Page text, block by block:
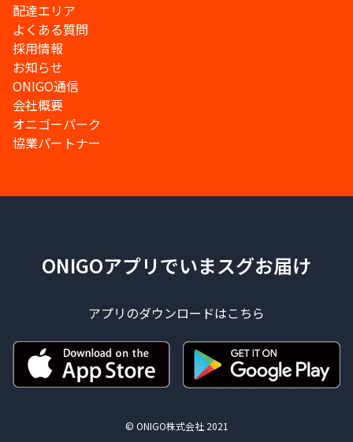
配達エリア
よくある質問
採用情報
お知らせ
ONIGO通信
会社概要
オニゴーパーク
協業パートナー
ONIGOアプリでいまスグお届け
アプリのダウンロードはこちら
© ONIGO株式会社 2021